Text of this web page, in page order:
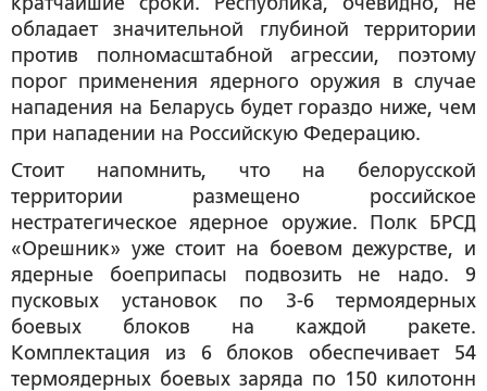
обладает значительной глубиной территории
против полномасштабной агрессии, поэтому
порог применения ядерного оружия в случае
нападения на Беларусь будет гораздо ниже, чем
при нападении на Российскую Федерацию.
Стоит напомнить, что на белорусской
территории размещено российское
нестратегическое ядерное оружие. Полк БРСД
«Орешник» уже стоит на боевом дежурстве, и
ядерные боеприпасы подвозить не надо. 9
пусковых установок по 3-6 термоядерных
боевых блоков на каждой ракете.
Комплектация из 6 блоков обеспечивает 54
термоядерных боевых заряда по 150 килотонн